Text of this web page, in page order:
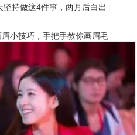
持做这4件事，两月后白出
小技巧，手把手教你画眉毛